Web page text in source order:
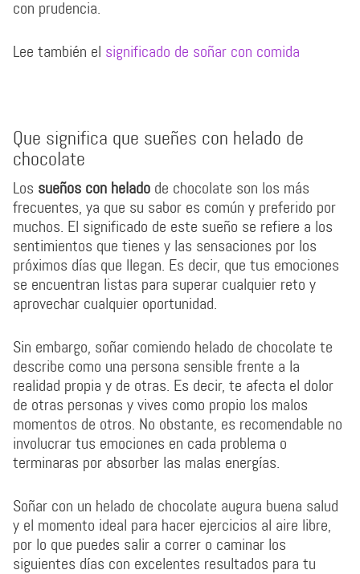
con prudencia.
Lee también el significado de soñar con comida
Que significa que sueñes con helado de
chocolate
Los sueños con helado de chocolate son los más
frecuentes, ya que su sabor es común y preferido por
muchos. El significado de este sueño se refiere a los
sentimientos que tienes y las sensaciones por los
próximos días que llegan. Es decir, que tus emociones
se encuentran listas para superar cualquier reto y
aprovechar cualquier oportunidad.
Sin embargo, soñar comiendo helado de chocolate te
describe como una persona sensible frente a la
realidad propia y de otras. Es decir, te afecta el dolor
de otras personas y vives como propio los malos
momentos de otros. No obstante, es recomendable no
involucrar tus emociones en cada problema o
terminaras por absorber las malas energías.
Soñar con un helado de chocolate augura buena salud
y el momento ideal para hacer ejercicios al aire libre,
por lo que puedes salir a correr o caminar los
siguientes días con excelentes resultados para tu